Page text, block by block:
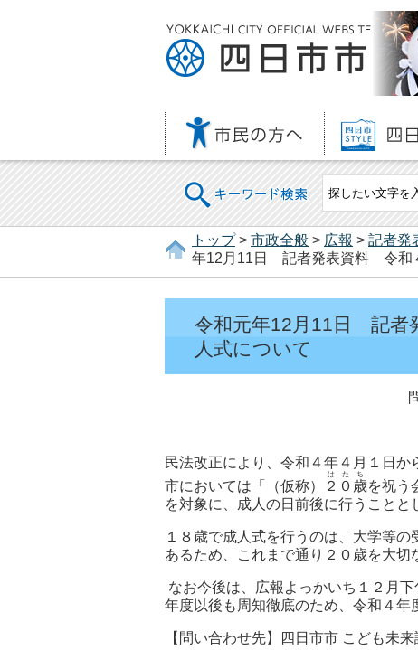
キーワード検索
トップ> 市政全般 > 広報 > 記者発
年12月11日 記者発表資料 令和
令和元年12月11日 記者
人式について
民法改正により、令和４年４月１日
市においては「（仮称）
２０歳
はたち
を祝う
を対象に、成人の日前後に行うことと
１８歳で成人式を行うのは、大学等
あるため、これまで通り２０歳を大切
なお今後は、広報よっかいち１２月
年度以後も周知徹底のため、令和４年
【問い合わせ先】四日市市 こども未